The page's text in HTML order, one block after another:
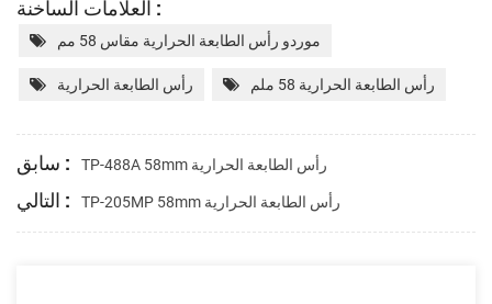
العلامات الساخنة :
موردو رأس الطابعة الحرارية مقاس 58 مم
رأس الطابعة الحرارية رأس الطابعة الحرارية 58 ملم
سابق : TP-488A 58mm رأس الطابعة الحرارية
التالي : TP-205MP 58mm رأس الطابعة الحرارية